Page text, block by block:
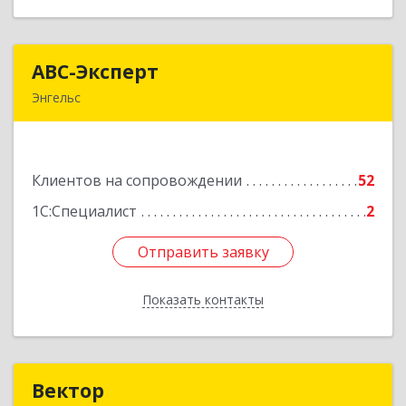
АВС-Эксперт
Энгельс
Клиентов на сопровождении
52
1С:Специалист
2
Отправить заявку
Показать контакты
Подробнее
Отправить заявку
Назад
Вектор